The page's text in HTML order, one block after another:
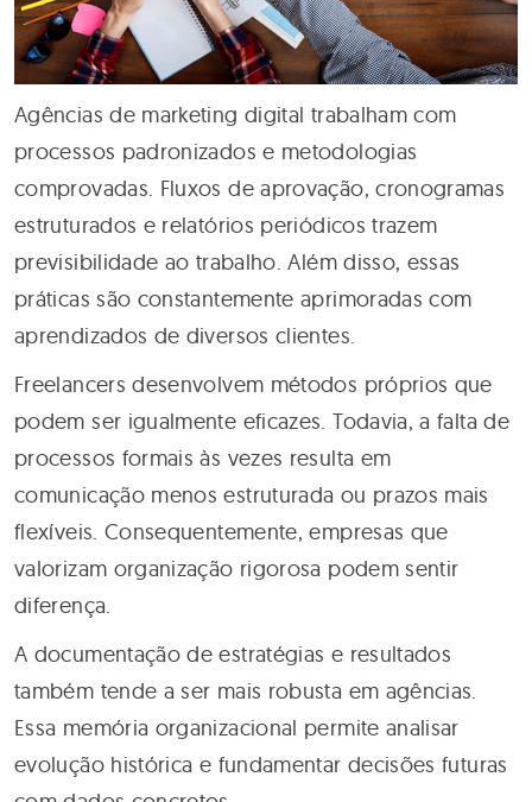
Agências de marketing digital trabalham com
processos padronizados e metodologias
comprovadas. Fluxos de aprovação, cronogramas
estruturados e relatórios periódicos trazem
previsibilidade ao trabalho. Além disso, essas
práticas são constantemente aprimoradas com
aprendizados de diversos clientes.
Freelancers desenvolvem métodos próprios que
podem ser igualmente eficazes. Todavia, a falta de
processos formais às vezes resulta em
comunicação menos estruturada ou prazos mais
flexíveis. Consequentemente, empresas que
valorizam organização rigorosa podem sentir
diferença.
A documentação de estratégias e resultados
também tende a ser mais robusta em agências.
Essa memória organizacional permite analisar
evolução histórica e fundamentar decisões futuras